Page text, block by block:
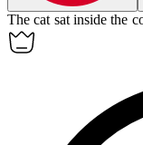
The cat sat inside the